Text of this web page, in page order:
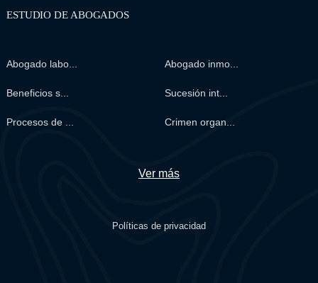
ESTUDIO DE ABOGADOS
Abogado labo... Abogado inmo...
Beneficios s... Sucesión int...
Procesos de ... Crimen organ...
Ver más
Políticas de privacidad